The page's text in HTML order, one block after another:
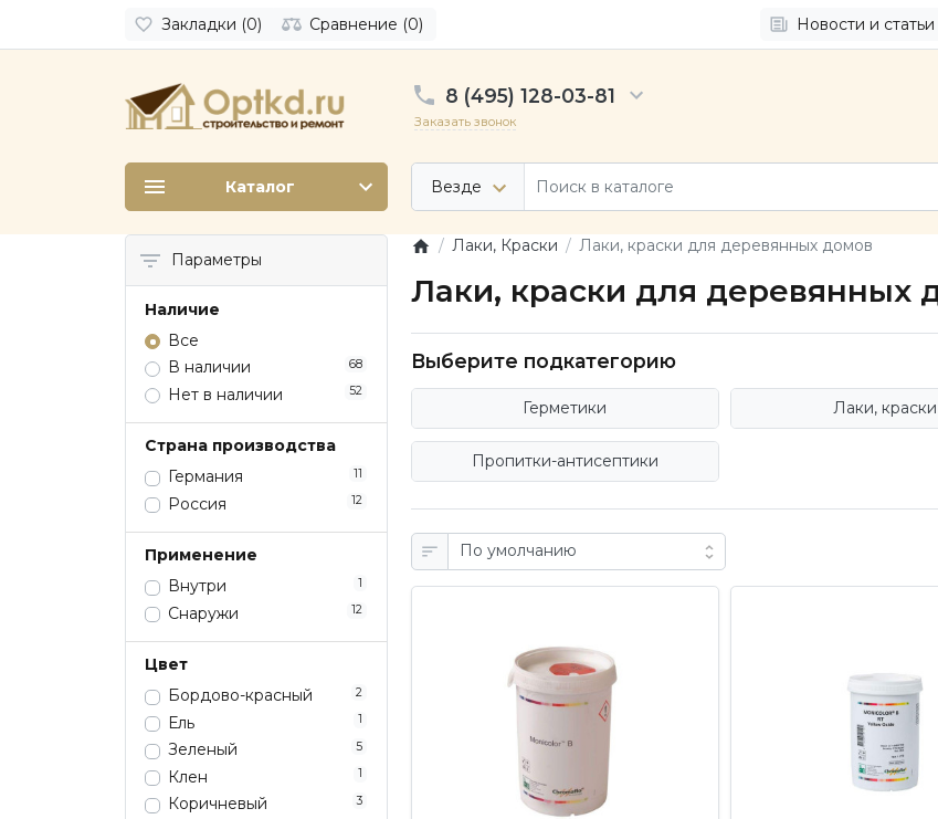
Закладки (0) Сравнение (0) Новости и статьи
8 (495) 128-03-81
Заказать звонок
Везде
Каталог
Параметры
Наличие
Все
В наличии
68
Нет в наличии 52
Страна производства
Германия
11
Россия 12
Применение
Внутри
1
Снаружи 12
Цвет
Бордово-красный
2
Ель 1
Зеленый 5
Клен 1
Коричневый 3
Лаки, Краски Лаки, краски для деревянных домов
Лаки, краски для деревянных
Выберите подкатегорию
Герметики Лаки, краски
Пропитки-антисептики